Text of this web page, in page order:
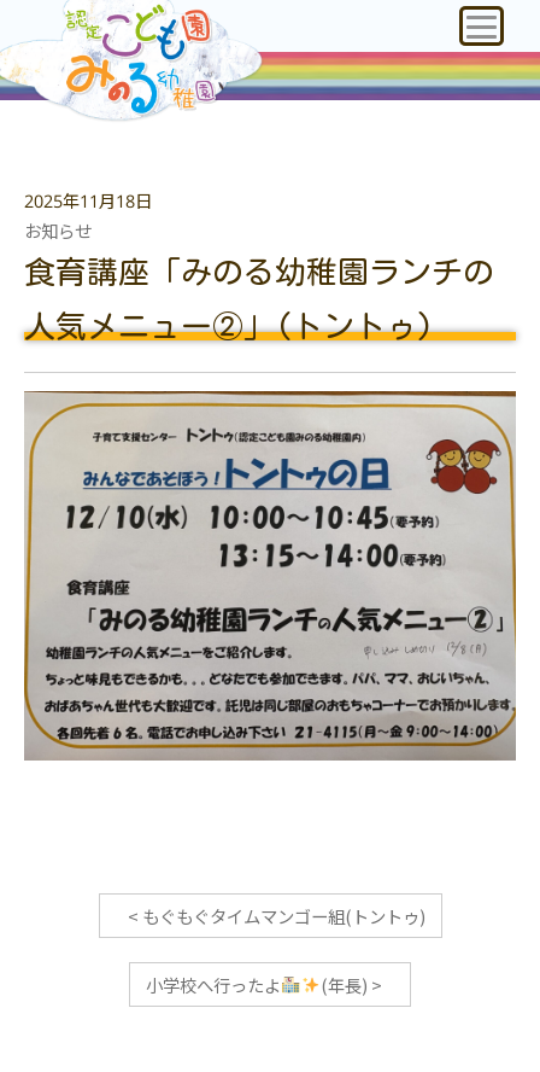
2025年11月18日
お知らせ
食育講座「みのる幼稚園ランチの
人気メニュー②」(トントゥ)
< もぐもぐタイムマンゴー組(トントゥ)
小学校へ行ったよ (年長) >